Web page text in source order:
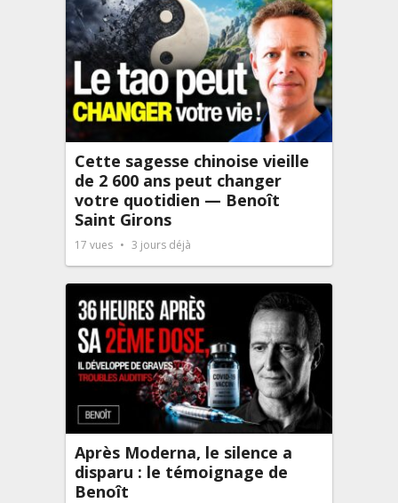
Cette sagesse chinoise vieille
de 2 600 ans peut changer
votre quotidien — Benoît
Saint Girons
17 vues 3 jours déjà
Après Moderna, le silence a
disparu : le témoignage de
Benoît